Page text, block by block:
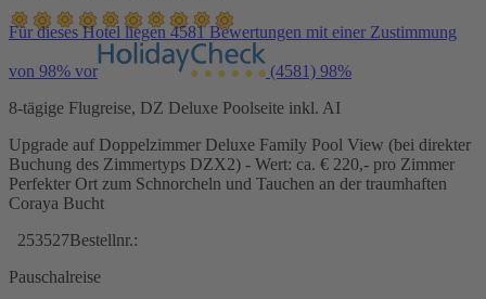
Für dieses Hotel liegen 4581 Bewertungen mit einer Zustimmung
von 98% vor (4581) 98%
8-tägige Flugreise, DZ Deluxe Poolseite inkl. AI
Upgrade auf Doppelzimmer Deluxe Family Pool View (bei direkter
Buchung des Zimmertyps DZX2) - Wert: ca. € 220,- pro Zimmer
Perfekter Ort zum Schnorcheln und Tauchen an der traumhaften
Coraya Bucht
253527Bestellnr.:
Pauschalreise